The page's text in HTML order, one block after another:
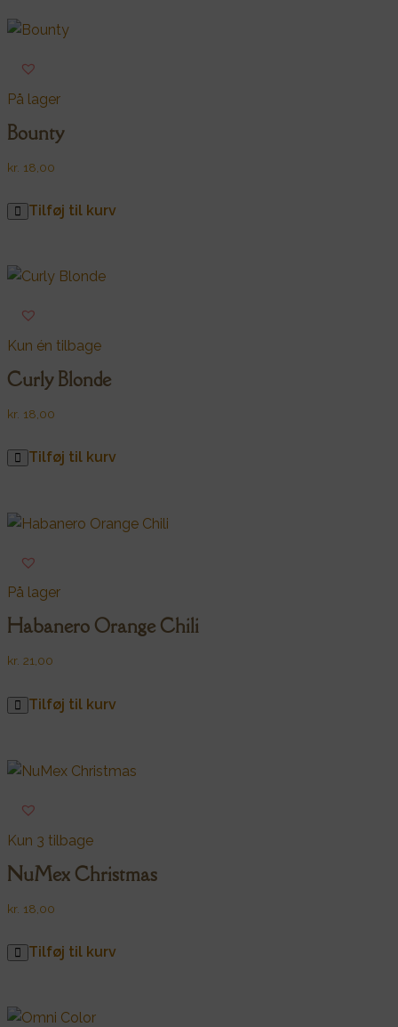
På lager
Bounty
kr. 18,00
Tilføj til kurv
Kun én tilbage
Curly Blonde
kr. 18,00
Tilføj til kurv
På lager
Habanero Orange Chili
kr. 21,00
Tilføj til kurv
Kun 3 tilbage
NuMex Christmas
kr. 18,00
Tilføj til kurv